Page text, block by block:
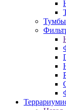
Тумбы